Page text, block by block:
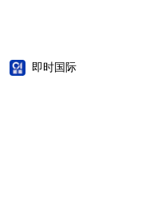
即时国际